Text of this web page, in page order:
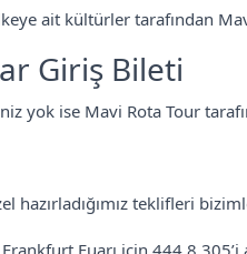
ait kültürler tarafından
Giriş Bileti
yok ise Mavi Rota Tour
hazırladığımız teklifleri